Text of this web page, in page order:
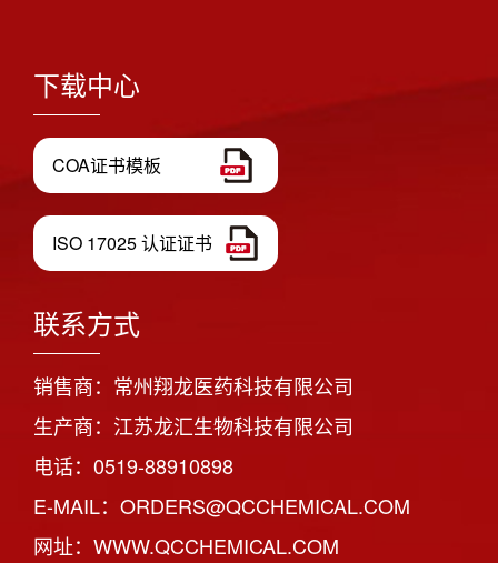
下载中心
COA证书模板
ISO 17025 认证证书
联系方式
销售商：常州翔龙医药科技有限公司
生产商：江苏龙汇生物科技有限公司
电话：0519-88910898
E-MAIL：ORDERS@QCCHEMICAL.COM
网址：WWW.QCCHEMICAL.COM